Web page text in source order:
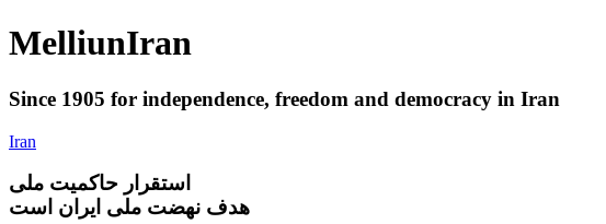
MelliunIran
Since 1905 for independence, freedom and democracy in Iran
Iran
استقرار حاکميت ملی
هدف نهضت ملی ایران است